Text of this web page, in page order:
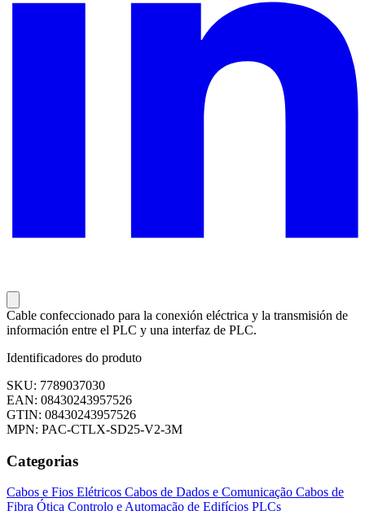
Cable confeccionado para la conexión eléctrica y la transmisión de
información entre el PLC y una interfaz de PLC.
Identificadores do produto
SKU: 7789037030
EAN: 08430243957526
GTIN: 08430243957526
MPN: PAC-CTLX-SD25-V2-3M
Categorias
Cabos e Fios Elétricos Cabos de Dados e Comunicação Cabos de
Fibra Ótica Controlo e Automação de Edifícios PLCs